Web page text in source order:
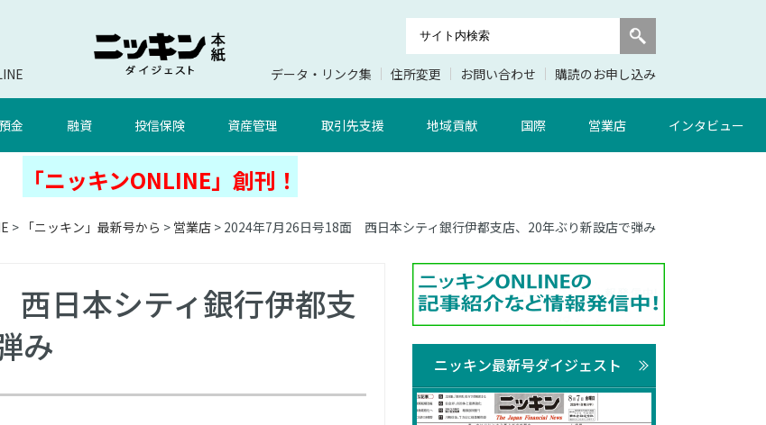
データ・リンク集 住所変更 お問い合わせ 購読のお申し込み
金 融資 投信保険 資産管理 取引先支援 地域貢献 国際 営業店 インタビュー
「ニッキンONLINE」創刊！
> 「ニッキン」最新号から > 営業店 > 2024年7月26日号18面 西日本シティ銀行伊都支店、20年ぶり新設店で弾み
日本シティ銀行伊都支
み
ニッキン最新号ダイジェスト